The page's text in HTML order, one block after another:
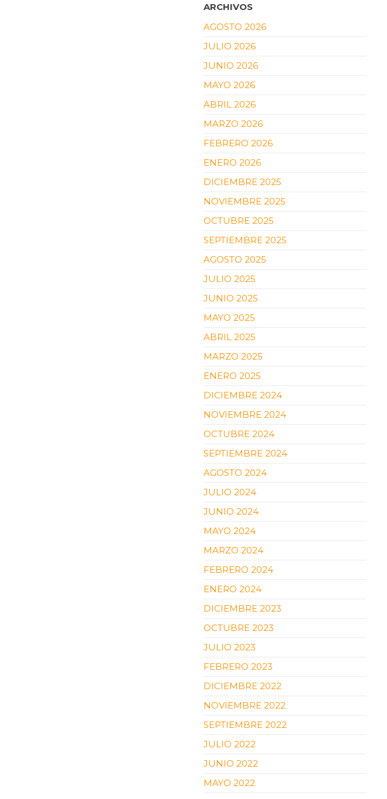
ARCHIVOS
AGOSTO 2026
JULIO 2026
JUNIO 2026
MAYO 2026
ABRIL 2026
MARZO 2026
FEBRERO 2026
ENERO 2026
DICIEMBRE 2025
NOVIEMBRE 2025
OCTUBRE 2025
SEPTIEMBRE 2025
AGOSTO 2025
JULIO 2025
JUNIO 2025
MAYO 2025
ABRIL 2025
MARZO 2025
ENERO 2025
DICIEMBRE 2024
NOVIEMBRE 2024
OCTUBRE 2024
SEPTIEMBRE 2024
AGOSTO 2024
JULIO 2024
JUNIO 2024
MAYO 2024
MARZO 2024
FEBRERO 2024
ENERO 2024
DICIEMBRE 2023
OCTUBRE 2023
JULIO 2023
FEBRERO 2023
DICIEMBRE 2022
NOVIEMBRE 2022
SEPTIEMBRE 2022
JULIO 2022
JUNIO 2022
MAYO 2022